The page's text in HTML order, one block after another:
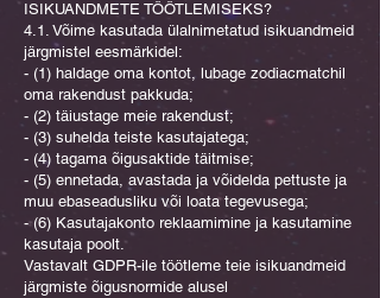
ISIKUANDMETE TÖÖTLEMISEKS?
4.1. Võime kasutada ülalnimetatud isikuandmeid
järgmistel eesmärkidel:
- (1) haldage oma kontot, lubage zodiacmatchil
oma rakendust pakkuda;
- (2) täiustage meie rakendust;
- (3) suhelda teiste kasutajatega;
- (4) tagama õigusaktide täitmise;
- (5) ennetada, avastada ja võidelda pettuste ja
muu ebaseadusliku või loata tegevusega;
- (6) Kasutajakonto reklaamimine ja kasutamine
kasutaja poolt.
Vastavalt GDPR-ile töötleme teie isikuandmeid
järgmiste õigusnormide alusel